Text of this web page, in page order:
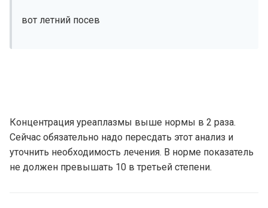
вот летний посев
Концентрация уреаплазмы выше нормы в 2 раза.
Сейчас обязательно надо пересдать этот анализ и
уточнить необходимость лечения. В норме показатель
не должен превышать 10 в третьей степени.